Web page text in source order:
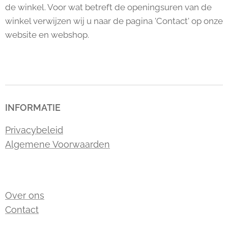
de winkel. Voor wat betreft de openingsuren van de
winkel verwijzen wij u naar de pagina 'Contact' op onze
website en webshop.
INFORMATIE
Privacybeleid
Algemene Voorwaarden
Over ons
Contact